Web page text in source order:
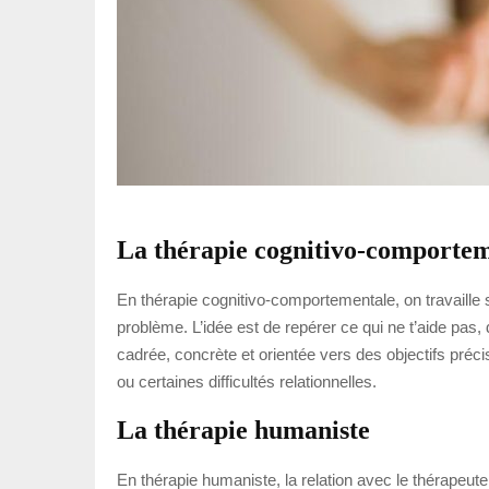
La thérapie cognitivo-
En thérapie cognitivo-comportementale, on
problème. L’idée est de repérer ce qui ne t’aide
cadrée, concrète et orientée vers des objectifs
ou certaines difficultés relationnelles.
La thérapie humaniste
En thérapie humaniste, la relation avec le